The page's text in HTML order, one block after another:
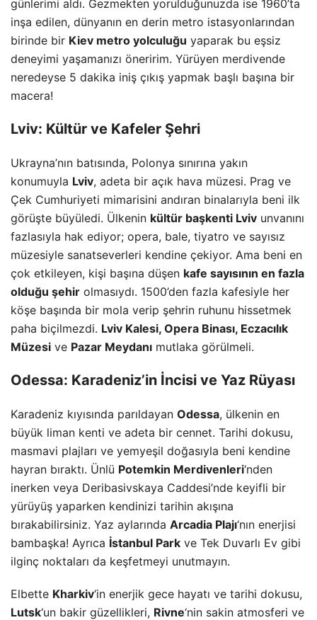
günlerimi aldı. Gezmekten yorulduğunuzda ise 1960’ta
inşa edilen, dünyanın en derin metro istasyonlarından
birinde bir Kiev metro yolculuğu yaparak bu eşsiz
deneyimi yaşamanızı öneririm. Yürüyen merdivende
neredeyse 5 dakika iniş çıkış yapmak başlı başına bir
macera!
Lviv: Kültür ve Kafeler Şehri
Ukrayna’nın batısında, Polonya sınırına yakın
konumuyla Lviv, adeta bir açık hava müzesi. Prag ve
Çek Cumhuriyeti mimarisini andıran binalarıyla beni ilk
görüşte büyüledi. Ülkenin kültür başkenti Lviv unvanını
fazlasıyla hak ediyor; opera, bale, tiyatro ve sayısız
müzesiyle sanatseverleri kendine çekiyor. Ama beni en
çok etkileyen, kişi başına düşen kafe sayısının en fazla
olduğu şehir olmasıydı. 1500’den fazla kafesiyle her
köşe başında bir mola verip şehrin ruhunu hissetmek
paha biçilmezdi. Lviv Kalesi, Opera Binası, Eczacılık
Müzesi ve Pazar Meydanı mutlaka görülmeli.
Odessa: Karadeniz’in İncisi ve Yaz Rüyası
Karadeniz kıyısında parıldayan Odessa, ülkenin en
büyük liman kenti ve adeta bir cennet. Tarihi dokusu,
masmavi plajları ve yemyeşil doğasıyla beni kendine
hayran bıraktı. Ünlü Potemkin Merdivenleri‘nden
inerken veya Deribasivskaya Caddesi’nde keyifli bir
yürüyüş yaparken kendinizi tarihin akışına
bırakabilirsiniz. Yaz aylarında Arcadia Plajı‘nın enerjisi
bambaşka! Ayrıca İstanbul Park ve Tek Duvarlı Ev gibi
ilginç noktaları da keşfetmeyi unutmayın.
Elbette Kharkiv‘in enerjik gece hayatı ve tarihi dokusu,
Lutsk‘un bakir güzellikleri, Rivne‘nin sakin atmosferi ve